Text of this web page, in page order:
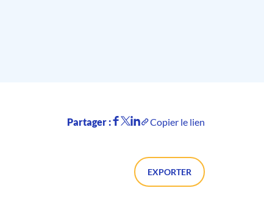
Partager : Copier le lien
EXPORTER